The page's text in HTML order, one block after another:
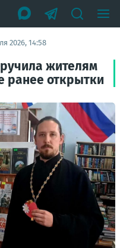
2026, 14:58
жителям
ранее открытки